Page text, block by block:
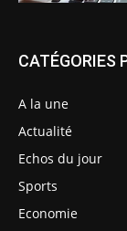
CATÉGORIES
A la une
Actualité
Echos du jour
Sports
Economie